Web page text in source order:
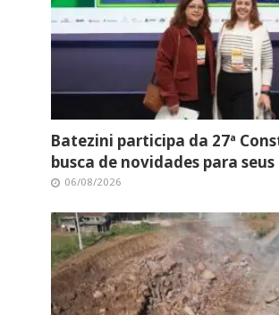
Batezini participa da 27ª
busca de novidades para
06/08/2026